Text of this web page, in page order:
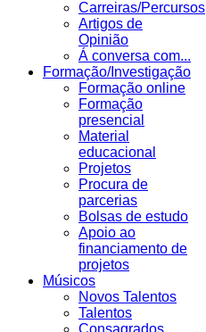
Carreiras/Percursos
Artigos de
Opinião
Á conversa com...
Formação/Investigação
Formação online
Formação
presencial
Material
educacional
Projetos
Procura de
parcerias
Bolsas de estudo
Apoio ao
financiamento de
projetos
Músicos
Novos Talentos
Talentos
Consagrados